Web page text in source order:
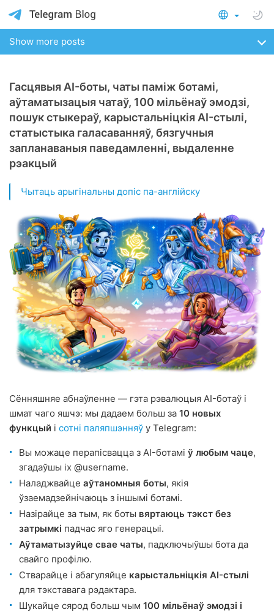
Show more posts
Гасцявыя AI-боты, чаты паміж ботамі,
аўтаматызацыя чатаў, 100 мільёнаў эмодзі,
пошук стыкераў, карыстальніцкія AI-стылі,
статыстыка галасаванняў, бязгучныя
запланаваныя паведамленні, выдаленне
рэакцый
Чытаць арыгінальны допіс па-англійску
Сённяшняе абнаўленне — гэта рэвалюцыя AI-ботаў і
шмат чаго яшчэ: мы дадаем больш за 10 новых
функцый і сотні паляпшэнняў у Telegram:
Вы можаце перапісвацца з AI-ботамі ў любым чаце,
згадаўшы іх @username.
Наладжвайце аўтаномныя боты, якія
ўзаемадзейнічаюць з іншымі ботамі.
Назірайце за тым, як боты вяртаюць тэкст без
затрымкі падчас яго генерацыі.
Аўтаматызуйце свае чаты, падключыўшы бота да
свайго профілю.
Стварайце і абагуляйце карыстальніцкія AI-стылі
для тэкставага рэдактара.
Шукайце сярод больш чым 100 мільёнаў эмодзі і